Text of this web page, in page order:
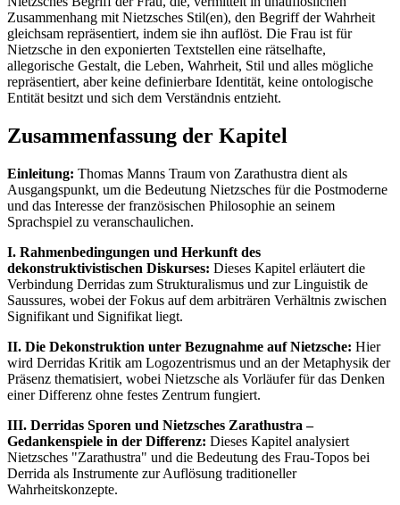
Zusammenhang mit Nietzsches Stil(en), den Begriff der Wahrheit
gleichsam repräsentiert, indem sie ihn auflöst. Die Frau ist für
Nietzsche in den exponierten Textstellen eine rätselhafte,
allegorische Gestalt, die Leben, Wahrheit, Stil und alles mögliche
repräsentiert, aber keine definierbare Identität, keine ontologische
Entität besitzt und sich dem Verständnis entzieht.
Zusammenfassung der Kapitel
Einleitung: Thomas Manns Traum von Zarathustra dient als
Ausgangspunkt, um die Bedeutung Nietzsches für die Postmoderne
und das Interesse der französischen Philosophie an seinem
Sprachspiel zu veranschaulichen.
I. Rahmenbedingungen und Herkunft des
dekonstruktivistischen Diskurses: Dieses Kapitel erläutert die
Verbindung Derridas zum Strukturalismus und zur Linguistik de
Saussures, wobei der Fokus auf dem arbiträren Verhältnis zwischen
Signifikant und Signifikat liegt.
II. Die Dekonstruktion unter Bezugnahme auf Nietzsche: Hier
wird Derridas Kritik am Logozentrismus und an der Metaphysik der
Präsenz thematisiert, wobei Nietzsche als Vorläufer für das Denken
einer Differenz ohne festes Zentrum fungiert.
III. Derridas Sporen und Nietzsches Zarathustra –
Gedankenspiele in der Differenz: Dieses Kapitel analysiert
Nietzsches "Zarathustra" und die Bedeutung des Frau-Topos bei
Derrida als Instrumente zur Auflösung traditioneller
Wahrheitskonzepte.